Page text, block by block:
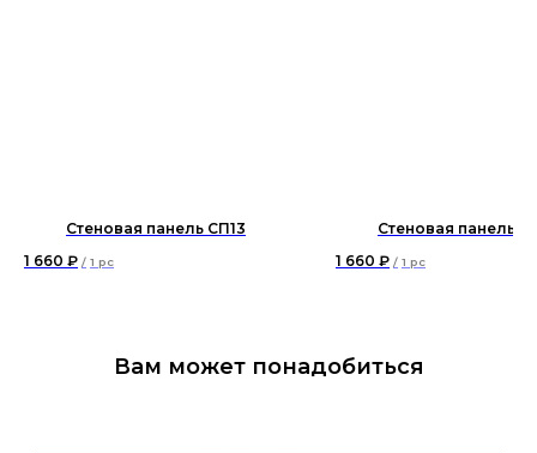
Стеновая панель СП13
1 660 ₽ / 1 pc
Стеновая панель
1 660 ₽ / 1 pc
Вам может понадобиться